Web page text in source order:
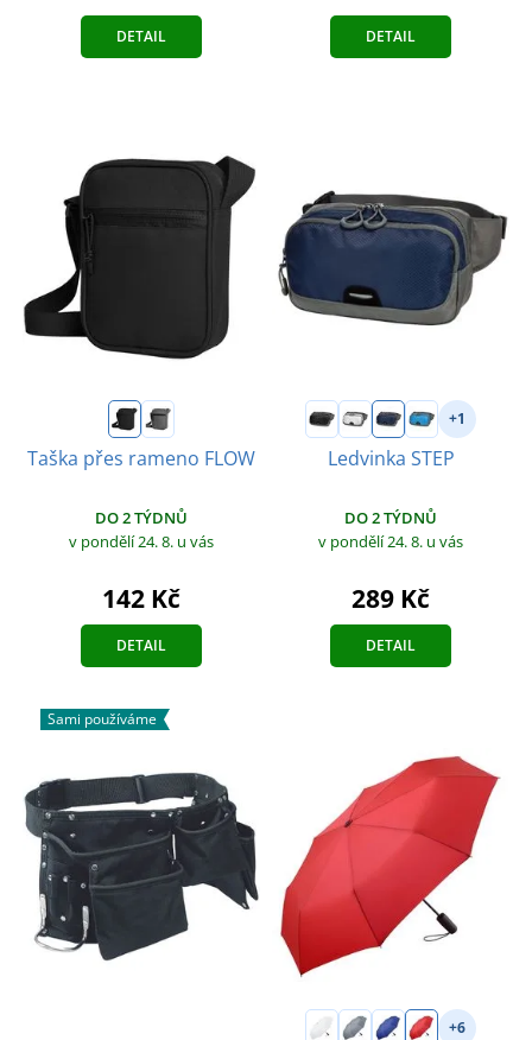
DETAIL DETAIL
Taška přes rameno FLOW
DO 2 TÝDNŮ
v pondělí 24. 8. u vás
142 Kč
DETAIL
+1
Ledvinka STEP
DO 2 TÝDNŮ
v pondělí 24. 8. u vás
289 Kč
DETAIL
Sami používáme
+6